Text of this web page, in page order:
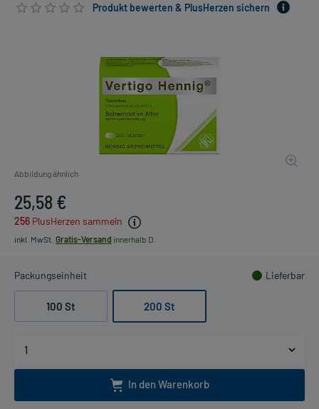
Produkt bewerten & PlusHerzen sichern
Abbildung ähnlich
25,58 €
256 PlusHerzen sammeln
inkl. MwSt. Gratis-Versand innerhalb D.
Packungseinheit Lieferbar
100 St 200 St
In den Warenkorb